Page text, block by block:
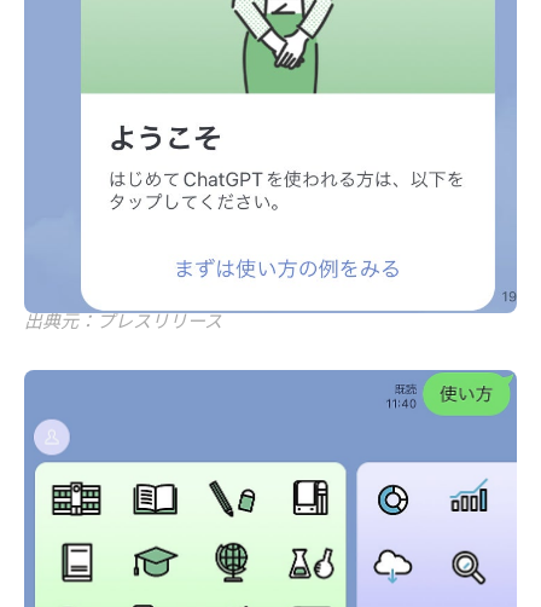
出典元：プレスリリース